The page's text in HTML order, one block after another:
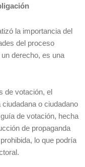
la importancia del
del proceso
derecho, es una
de votación, el
o ciudadano
de votación, hecha
de propaganda
lo que podría